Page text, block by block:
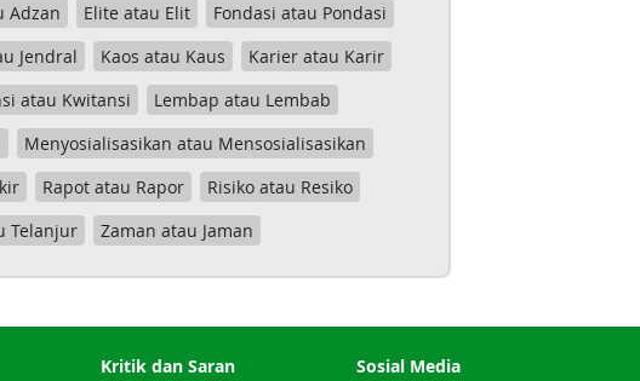
Adzan Elite atau Elit
Fondasi atau Pondasi
Jendral Kaos atau Kaus
Karier atau Karir
atau Kwitansi
Lembap atau Lembab
Menyosialisasikan atau Mensosialisasikan
Rapot atau Rapor
Risiko atau Resiko
Telanjur Zaman atau Jaman
Kritik dan Saran Sosial Media